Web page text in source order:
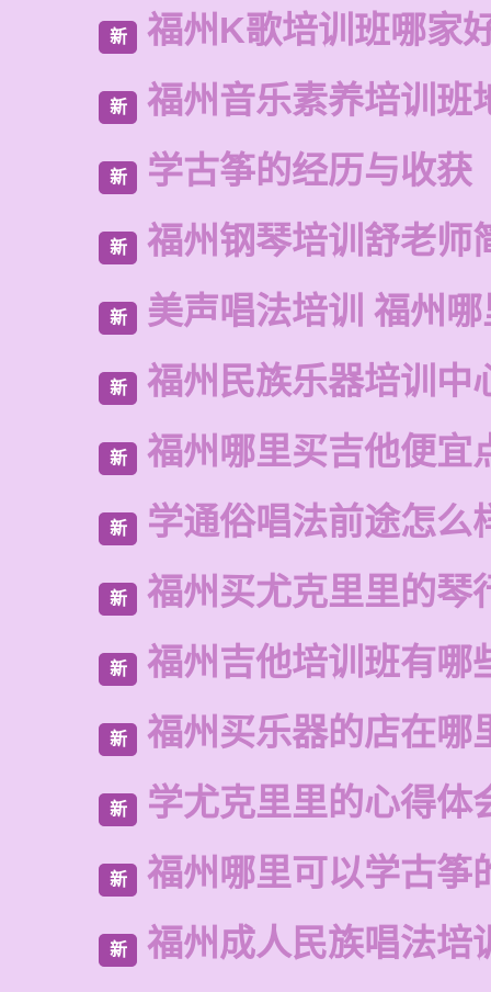
新 福州K歌培训班哪家
新 福州音乐素养培训班
新 学古筝的经历与收获
新 福州钢琴培训舒老师
新 美声唱法培训 福州
新 福州民族乐器培训中
新 福州哪里买吉他便宜
新 学通俗唱法前途怎么
新 福州买尤克里里的琴
新 福州吉他培训班有哪
新 福州买乐器的店在哪
新 学尤克里里的心得体
新 福州哪里可以学古筝
新 福州成人民族唱法培